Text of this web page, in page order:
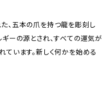
、五本の爪を持つ龍を彫刻し
ーの源とされ、すべての運気が
ています。新しく何かを始める